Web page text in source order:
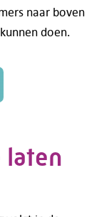
naar boven
doen.
laten